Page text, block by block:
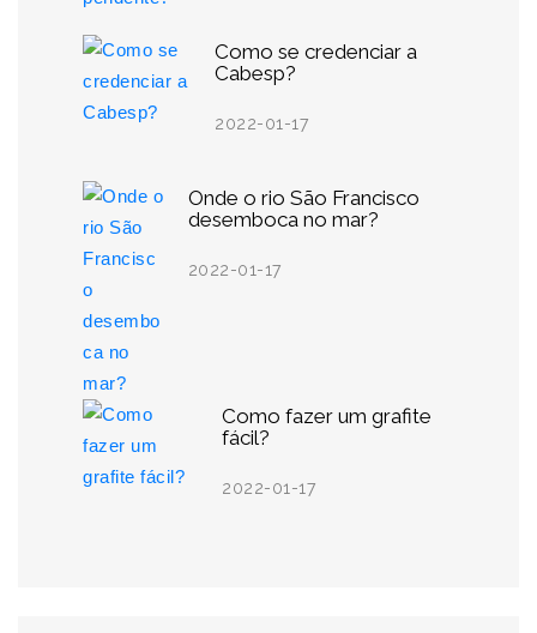
Como se credenciar a
Cabesp?
2022-01-17
Onde o rio São Francisco
desemboca no mar?
2022-01-17
Como fazer um grafite
fácil?
2022-01-17